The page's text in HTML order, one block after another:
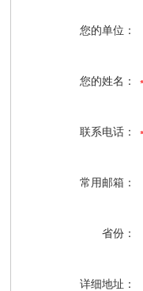
您的单位：
您的姓名：
联系电话：
常用邮箱：
省份：
详细地址：